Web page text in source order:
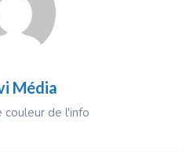
Média
couleur de l'info